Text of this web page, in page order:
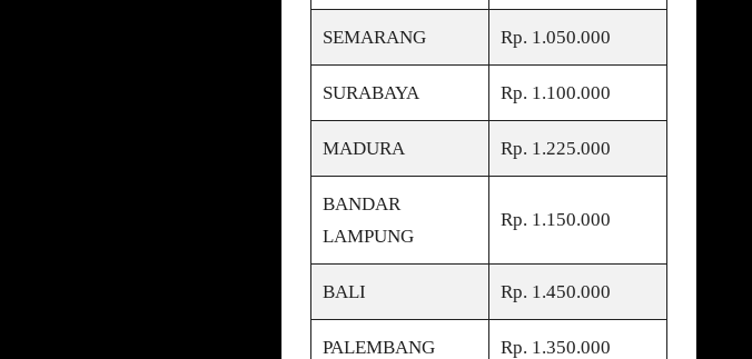
SEMARANG Rp. 1.050.000
SURABAYA Rp. 1.100.000
MADURA Rp. 1.225.000
BANDAR
LAMPUNG
Rp. 1.150.000
BALI Rp. 1.450.000
PALEMBANG Rp. 1.350.000